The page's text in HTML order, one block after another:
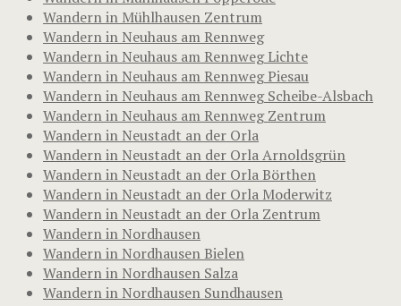
Wandern in Mühlhausen Zentrum
Wandern in Neuhaus am Rennweg
Wandern in Neuhaus am Rennweg Lichte
Wandern in Neuhaus am Rennweg Piesau
Wandern in Neuhaus am Rennweg Scheibe-Alsbach
Wandern in Neuhaus am Rennweg Zentrum
Wandern in Neustadt an der Orla
Wandern in Neustadt an der Orla Arnoldsgrün
Wandern in Neustadt an der Orla Börthen
Wandern in Neustadt an der Orla Moderwitz
Wandern in Neustadt an der Orla Zentrum
Wandern in Nordhausen
Wandern in Nordhausen Bielen
Wandern in Nordhausen Salza
Wandern in Nordhausen Sundhausen